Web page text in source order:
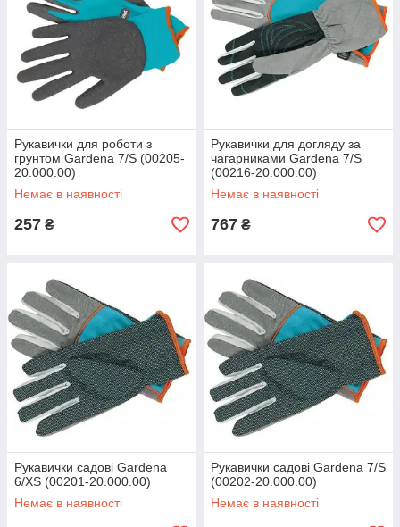
Рукавички для роботи з
грунтом Gardena 7/S (00205-
20.000.00)
Немає в наявності
257 ₴
Рукавички для догляду за
чагарниками Gardena 7/S
(00216-20.000.00)
Немає в наявності
767 ₴
Рукавички садові Gardena
6/XS (00201-20.000.00)
Немає в наявності
Рукавички садові Gardena 7/S
(00202-20.000.00)
Немає в наявності